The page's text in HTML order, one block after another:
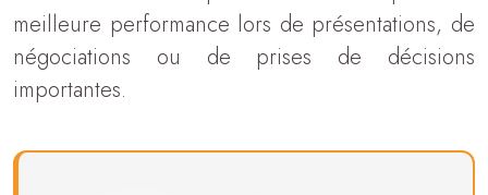
meilleure performance lors de présentations, de
négociations ou de prises de décisions
importantes.